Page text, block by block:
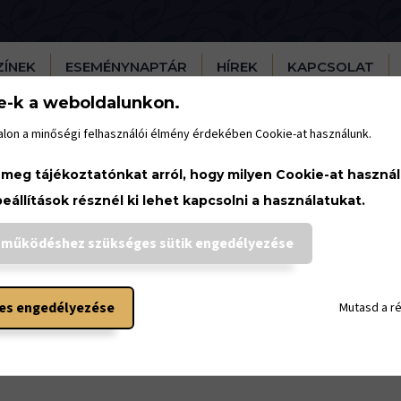
ESEMÉNYNAPTÁR HÍREK KAPCSOLAT
együttérzés költője
hogy mersz ilyen szépet írni?" 90 éve olvasta fel
le?
k a weboldalunkon.
a minőségi felhasználói élmény érdekében Cookie-at használunk.
tájékoztatónkat arról, hogy milyen Cookie-at
résznél ki lehet kapcsolni a használatukat.
szükséges sütik engedélyezése
engedélyezése Mutasd a